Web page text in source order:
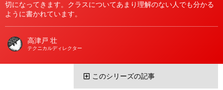
切になってきます。クラスについてあまり理解のない人でも分かる
ように書かれています。
高津戸 壮
テクニカルディレクター
このシリーズの記事